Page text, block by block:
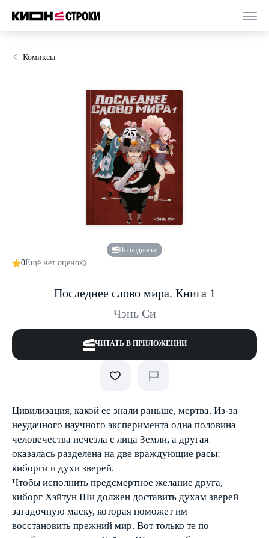
Комиксы
По подписке
0Ещё нет оценок
Последнее слово мира. Книга 1
Чэнь Си
ЧИТАТЬ В ПРИЛОЖЕНИИ
Цивилизация, какой ее знали раньше, мертва. Из-за
неудачного научного эксперимента одна половина
человечества исчезла с лица Земли, а другая
оказалась разделена на две враждующие расы:
киборги и духи зверей.
Чтобы исполнить предсмертное желание друга,
киборг Хэйтун Ши должен доставить духам зверей
загадочную маску, которая поможет им
восстановить прежний мир. Вот только те по